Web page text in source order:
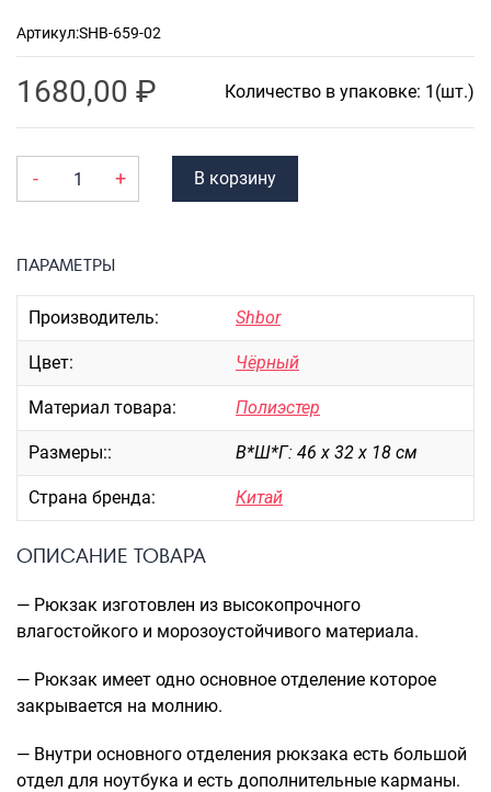
Планшеты
ЧЕХЛЫ ДЛЯ ЧЕМОДАНОВ
Мешки для обуви
Пеналы для школы
Новинки
Багаж
Чемоданы оптом
Чемоданы на колесах
Пилоты на колесах
чемоданов
Бьюти-кейсы
Саквояжи
Распродажа
Артикул:SHB-659-02
1680,00 ₽ Количество в упаковке: 1(шт.)
- + В корзину
ПАРАМЕТРЫ
Производитель: Shbor
Цвет: Чёрный
Материал товара: Полиэстер
Размеры:: В*Ш*Г: 46 х 32 х 18 см
Страна бренда: Китай
ОПИСАНИЕ ТОВАРА
— Рюкзак изготовлен из высокопрочного
влагостойкого и морозоустойчивого материала.
— Рюкзак имеет одно основное отделение которое
закрывается на молнию.
— Внутри основного отделения рюкзака есть большой
отдел для ноутбука и есть дополнительные карманы.